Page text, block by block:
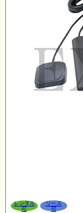
レンタル
可
リース
可